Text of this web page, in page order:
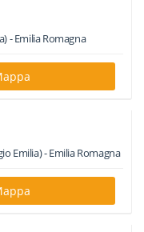
-Emilia Romagna
Emilia) -Emilia Romagna